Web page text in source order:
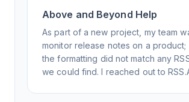
Above and Beyond Help
As part of a new project, my team
monitor release notes on a product;
the formatting did not match any
we could find. I reached out to